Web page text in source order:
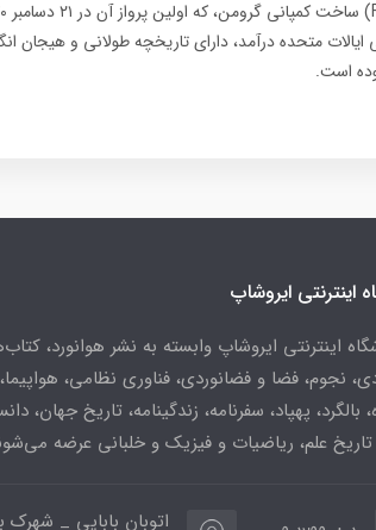
دریایی ایالات متحده درآمد، دارای تاریخچه طولانی و
است.
اینترنتی ایروشاپ
اینترنتی ایروشاپ وابسته به نشر هوانورد،
نجوم، فضا و فضانوردی، فناوری نظامی،
بالگرد، پهپاد، سفرنامه، زندگینامه، تاریخ جهان،
علم، ریاضیات و فیزیک و خلبانی عرضه
اتوبان بابایی _